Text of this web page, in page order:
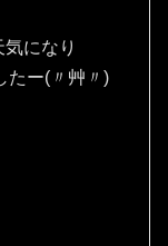
になり
たー(〃艸〃)